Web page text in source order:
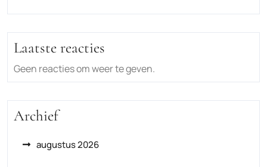
Laatste reacties
Geen reacties om weer te geven.
Archief
augustus 2026